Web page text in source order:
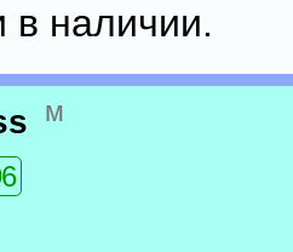
наличии.
м